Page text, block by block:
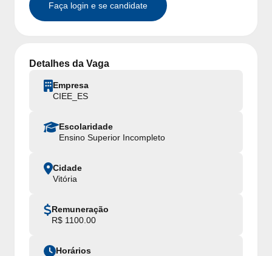
Faça login e se candidate
Detalhes da Vaga
Empresa
CIEE_ES
Escolaridade
Ensino Superior Incompleto
Cidade
Vitória
Remuneração
R$ 1100.00
Horários